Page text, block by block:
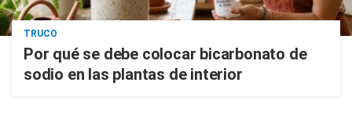
TRUCO
Por qué se debe colocar bicarbonato de
sodio en las plantas de interior